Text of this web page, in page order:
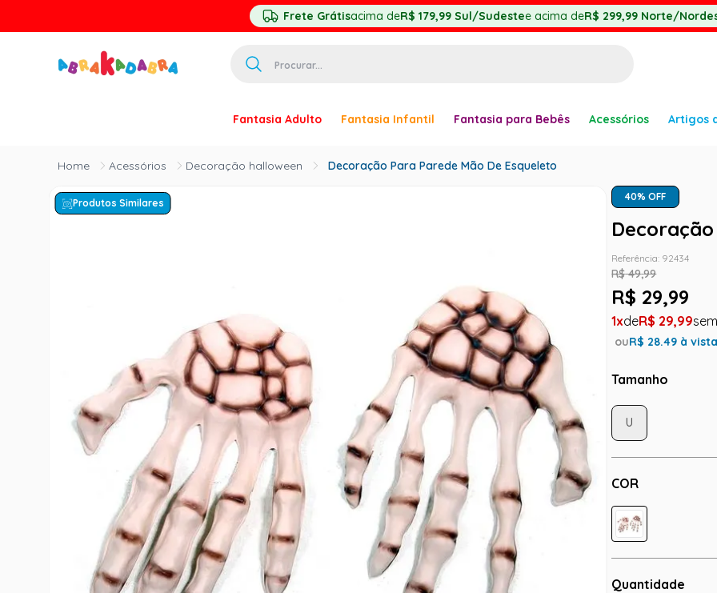
Frete Grátisacima deR$ 179,99 Sul/Sudestee acima deR$ 299,99 Norte/
Fantasia Adulto Fantasia Infantil Fantasia para Bebês Acessórios Artigos
Acessórios Decoração halloween Decoração Para Parede Mão De Esqueleto
Produtos Similares
40% OFF
Referência: 92434
R$ 49,99
R$ 29,99
1 R$ 29,99
ouR$ 28.49 à vista
Tamanho
COR
U
Quantidade
princesa
9º
branca neve
10